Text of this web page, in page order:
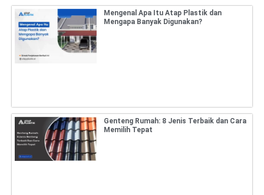
Mengenal Apa Itu Atap Plastik dan
Mengapa Banyak Digunakan?
Genteng Rumah: 8 Jenis Terbaik dan Cara
Memilih Tepat